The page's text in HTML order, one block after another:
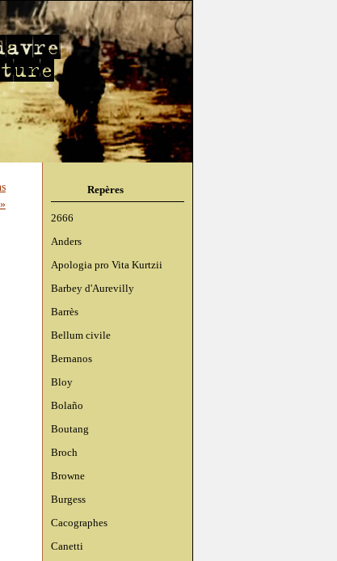
Repères
2666
Anders
Apologia pro Vita Kurtzii
Barbey d'Aurevilly
Barrès
Bellum civile
Bernanos
Bloy
Bolaño
Boutang
Broch
Browne
Burgess
Cacographes
Canetti